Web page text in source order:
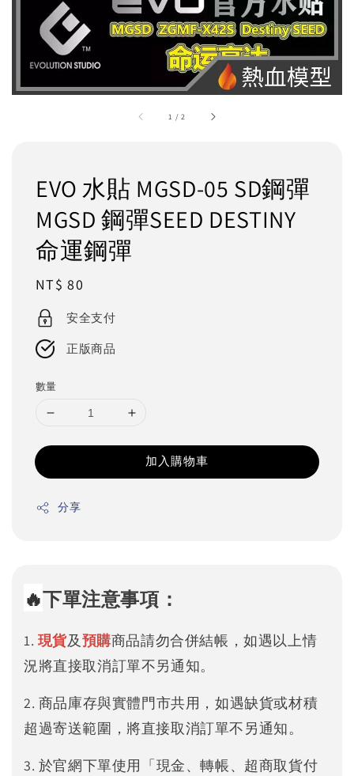
1 /2
EVO 水貼 MGSD-05 SD鋼彈
MGSD 鋼彈SEED DESTINY
命運鋼彈
Regular
price
NT$ 80
安全支付
正版商品
數量
加入購物車
分享
🔥下單注意事項：
1. 現貨及預購商品請勿合併結帳，如遇以上情
況將直接取消訂單不另通知。
2. 商品庫存與實體門市共用，如遇缺貨或材積
超過寄送範圍，將直接取消訂單不另通知。
3. 於官網下單使用「現金、轉帳、超商取貨付